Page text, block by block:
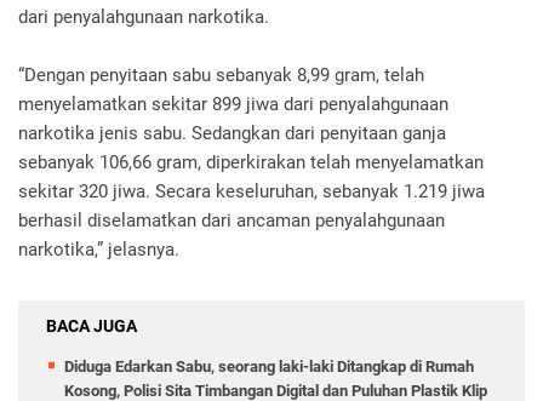
dari penyalahgunaan narkotika.
“Dengan penyitaan sabu sebanyak 8,99 gram, telah
menyelamatkan sekitar 899 jiwa dari penyalahgunaan
narkotika jenis sabu. Sedangkan dari penyitaan ganja
sebanyak 106,66 gram, diperkirakan telah menyelamatkan
sekitar 320 jiwa. Secara keseluruhan, sebanyak 1.219 jiwa
berhasil diselamatkan dari ancaman penyalahgunaan
narkotika,” jelasnya.
BACA JUGA
Diduga Edarkan Sabu, seorang laki-laki Ditangkap di Rumah
Kosong, Polisi Sita Timbangan Digital dan Puluhan Plastik Klip